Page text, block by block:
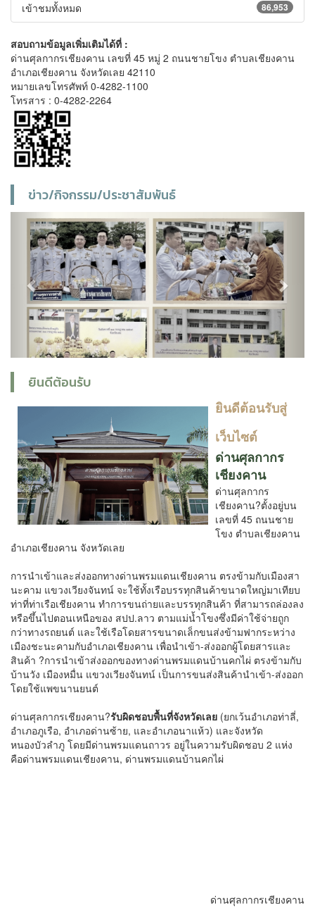
86,953
เข้าชมทั้งหมด
สอบถามข้อมูลเพิ่มเติมได้ที่ :
ด่านศุลกากรเชียงคาน เลขที่ 45 หมู่ 2 ถนนชายโขง ตำบลเชียงคาน
อำเภอเชียงคาน จังหวัดเลย 42110
หมายเลขโทรศัพท์ 0-4282-1100
โทรสาร : 0-4282-2264
ข่าว/กิจกรรม/ประชาสัมพันธ์
Previous
ยินดีต้อนรับ
ยินดีต้อนรับสู่
เว็บไซต์
ด่านศุลกากร
เชียงคาน
ด่านศุลกากร
เชียงคาน?ตั้งอยู่บน
เลขที่ 45 ถนนชาย
โขง ตำบลเชียงคาน
อำเภอเชียงคาน จังหวัดเลย
การนำเข้าและส่งออกทางด่านพรมแดนเชียงคาน ตรงข้ามกับเมืองสา
นะคาม แขวงเวียงจันทน์ จะใช้ทั้งเรือบรรทุกสินค้าขนาดใหญ่มาเทียบ
ท่าที่ท่าเรือเชียงคาน ทำการขนถ่ายและบรรทุกสินค้า ที่สามารถล่องลง
หรือขึ้นไปตอนเหนือของ สปป.ลาว ตามแม่น้ำโขงซึ่งมีค่าใช้จ่ายถูก
กว่าทางรถยนต์ และใช้เรือโดยสารขนาดเล็กขนส่งข้ามฟากระหว่าง
เมืองชะนะคามกับอำเภอเชียงคาน เพื่อนำเข้า-ส่งออกผู้โดยสารและ
สินค้า ?การนำเข้าส่งออกของทางด่านพรมแดนบ้านคกไผ่ ตรงข้ามกับ
บ้านวัง เมืองหมื่น แขวงเวียงจันทน์ เป็นการขนส่งสินค้านำเข้า-ส่งออก
โดยใช้แพขนานยนต์
ด่านศุลกากรเชียงคาน?รับผิดชอบพื้นที่จังหวัดเลย (ยกเว้นอำเภอท่าลี่,
อำเภอภูเรือ, อำเภอด่านซ้าย, และอำเภอนาแห้ว) และจังหวัด
หนองบัวลำภู โดยมีด่านพรมแดนถาวร อยู่ในความรับผิดชอบ 2 แห่ง
คือด่านพรมแดนเชียงคาน, ด่านพรมแดนบ้านคกไผ่
ด่านศุลกากรเชียงคาน